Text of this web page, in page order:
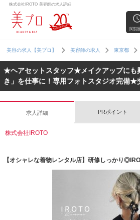
株式会社IROTO 美容師の求人詳細
閲覧
美容の求人【美プロ】 美容師の求人 東京都
★ヘアセットスタッフ★メイクアップにも
き」を仕事に！専用フォトスタジオ完備★
求人詳細 PRポイント
株式会社IROTO
【オシャレな着物レンタル店】研修しっかり